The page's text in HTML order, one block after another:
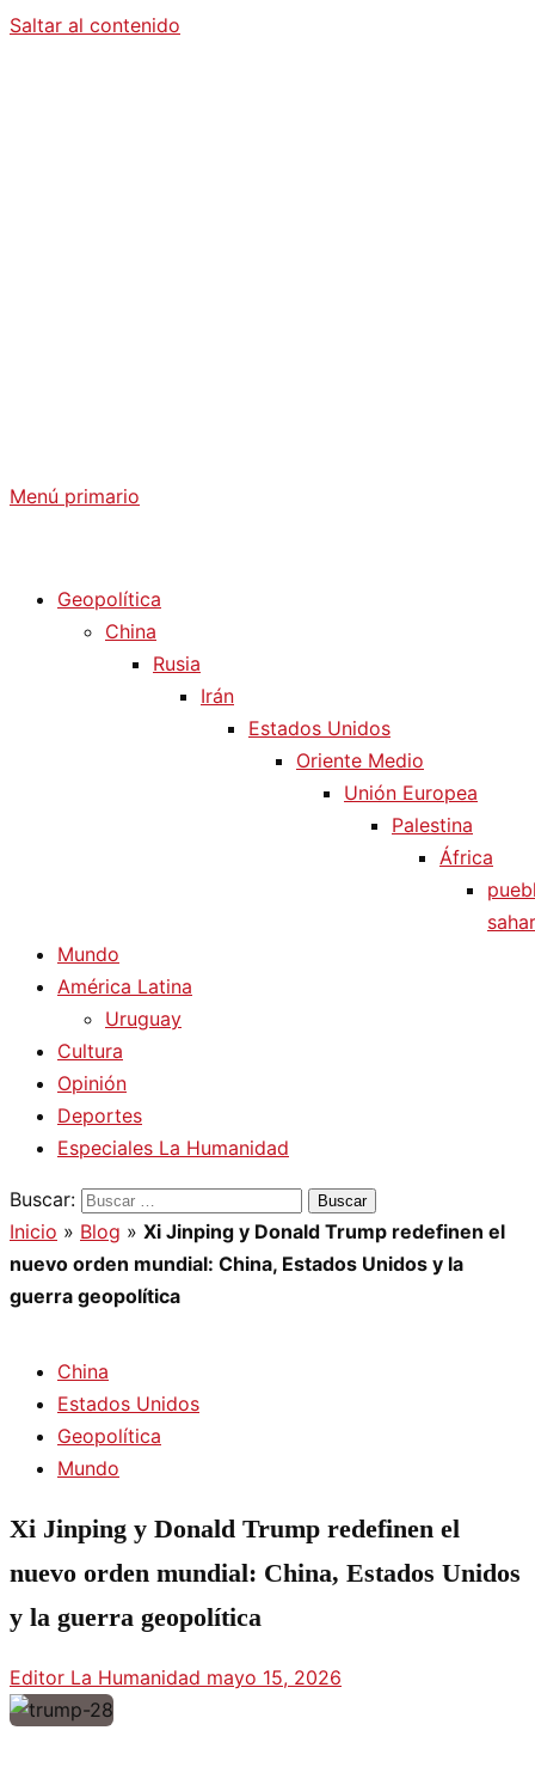
Saltar al contenido
Menú primario
Geopolítica
China
Rusia
Irán
Estados Unidos
Oriente Medio
Unión Europea
Palestina
África
Mundo
América Latina
Uruguay
Cultura
Opinión
Deportes
Especiales La Humanidad
Buscar:
Inicio » Blog » Xi Jinping y Donald Trump redefinen el
nuevo orden mundial: China, Estados Unidos y la
guerra geopolítica
China
Estados Unidos
Geopolítica
Mundo
Xi Jinping y Donald Trump redefinen el
nuevo orden mundial: China, Estados Unidos
y la guerra geopolítica
Editor La Humanidad mayo 15, 2026